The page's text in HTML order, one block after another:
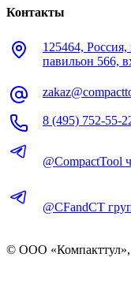
Контакты
125464,
павильон 566,
8 (495) 752-55-
@CompactTool
@CFandCT
© OOO